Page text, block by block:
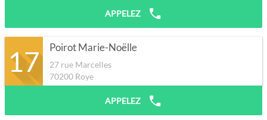
APPELEZ
17 Poirot Marie-Noëlle
27 rue Marcelles
70200 Roye
APPELEZ